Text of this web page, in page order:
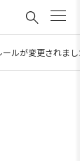

ルが変更されまし